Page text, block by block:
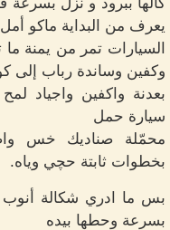
يعرف من البداية ماكو أمل
السيارات تمر من يمنة
وكفين وساندة رباب إلى
بعدنة واكفين واجياد
سيارة حمل
محمّلة صناديك خس
بخطوات ثابتة حچي وياه.
بس ما ادري شكالة
بسرعة وحطها بيده